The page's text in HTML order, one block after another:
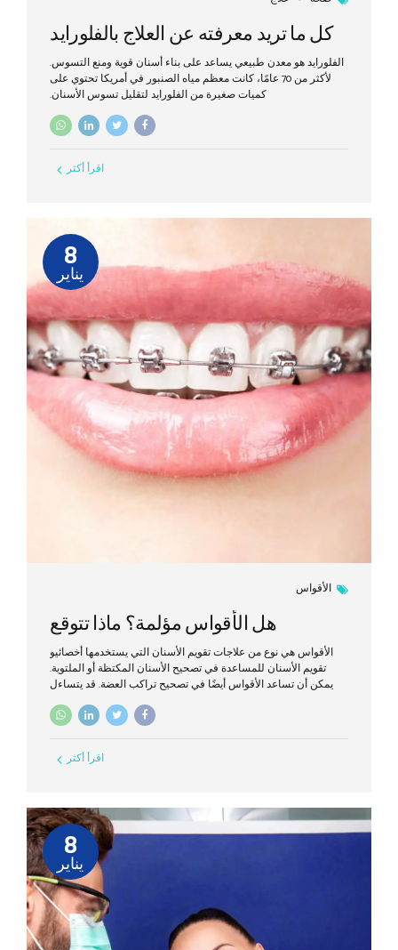
كل ما تريد معرفته عن العلاج بالفلورايد
الفلورايد هو معدن طبيعي يساعد على بناء أسنان قوية ومنع التسوس.
لأكثر من 70 عامًا، كانت معظم مياه الصنبور في أمريكا تحتوي على
كميات صغيرة من الفلورايد لتقليل تسوس الأسنان.
اقرأ أكثر
الأقواس
8
يناير
هل الأقواس مؤلمة؟ ماذا تتوقع
الأقواس هي نوع من علاجات تقويم الأسنان التي يستخدمها أخصائيو
تقويم الأسنان للمساعدة في تصحيح الأسنان المكتظة أو الملتوية.
يمكن أن تساعد الأقواس أيضًا في تصحيح تراكب العضة. قد يتساءل
الأشخاص الذين سيحصلون على تقويم أسنان قريبًا أو يفكرون في
استخدامه عما إذا كانوا يشعرون بالألم.
اقرأ أكثر
8
يناير